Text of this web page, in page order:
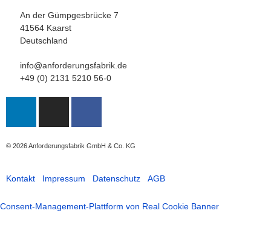
An der Gümpgesbrücke 7
41564 Kaarst
Deutschland
info@anforderungsfabrik.de
+49 (0) 2131 5210 56-0
© 2026Anforderungsfabrik GmbH & Co. KG
Kontakt Impressum Datenschutz AGB
Consent-Management-Plattform von Real Cookie Banner